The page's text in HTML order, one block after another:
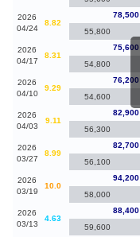
2026
04/24
8.82
78,500
55,800
2026
04/17
8.31
75,600
54,800
2026
04/10
9.29
76,200
54,600
2026
04/03
9.11
82,900
56,300
2026
03/27
8.99
82,700
56,100
2026
03/19
10.0
94,200
58,000
2026
03/13
4.63
88,400
59,600